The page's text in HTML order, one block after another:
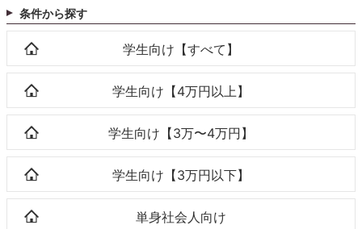
条件から探す
学生向け【すべて】
学生向け【4万円以上】
学生向け【3万〜4万円】
学生向け【3万円以下】
単身社会人向け